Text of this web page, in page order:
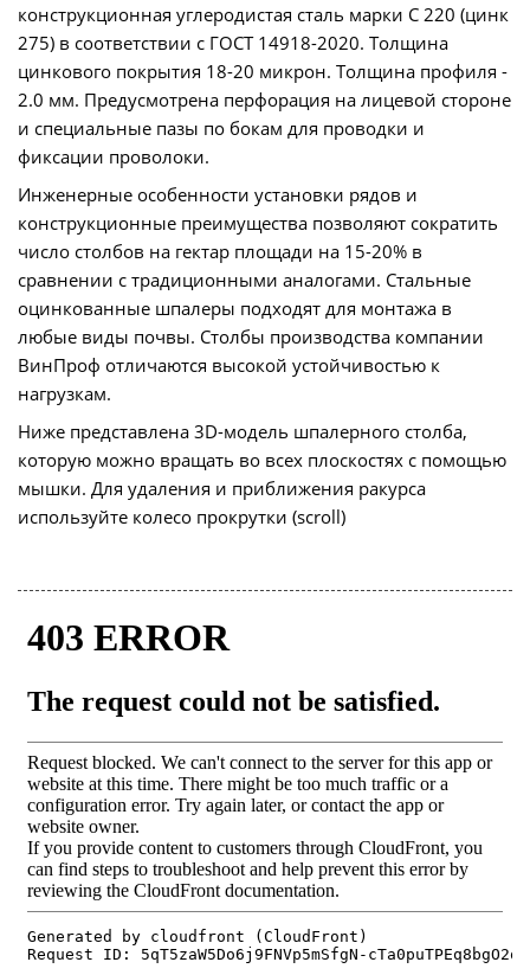
конструкционная углеродистая сталь марки С 220 (цинк
275) в соответствии с ГОСТ 14918-2020. Толщина
цинкового покрытия 18-20 микрон. Толщина профиля -
2.0 мм. Предусмотрена перфорация на лицевой стороне
и специальные пазы по бокам для проводки и
фиксации проволоки.
Инженерные особенности установки рядов и
конструкционные преимущества позволяют сократить
число столбов на гектар площади на 15-20% в
сравнении с традиционными аналогами. Стальные
оцинкованные шпалеры подходят для монтажа в
любые виды почвы. Столбы производства компании
ВинПроф отличаются высокой устойчивостью к
нагрузкам.
Ниже представлена 3D-модель шпалерного столба,
которую можно вращать во всех плоскостях с помощью
мышки. Для удаления и приближения ракурса
используйте колесо прокрутки (scroll)